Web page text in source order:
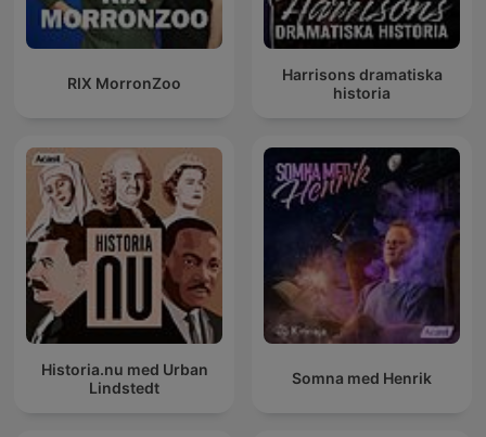
RIX MorronZoo
Harrisons dramatiska
historia
Historia.nu med Urban
Lindstedt
Somna med Henrik